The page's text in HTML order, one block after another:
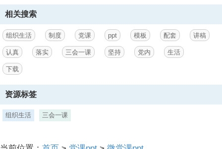
会、支委会、党小组会；“一课”是：按时上好党课。,“三会一课”是什么,
支部大会制度,第二 部分,会议时间,2,与会人员,每季度召开一次，会议由
党支部书记主持，书记不在时由副书记主持。,会议由全体党员参加，根
据内容的需要，有时可吸收非党干部或入党积极分子列席参加。,支部大
3、会制度,3,会议内容,（1）传达学习党的路线、方针、政策和上级党
组织的决议、指示，制定党支部贯彻落实的计划、措施。（2）定期听
取、讨论支部委员会的工作报告，对支部委员会的工作进行审查和监
督。（3）讨论发展新党员和接受预备党员转正，讨论决定对党员的表
彰和处分。（4）选举支部委员会成员和出席上级党代会的代表。（5）
讨论需由支部大会决定的其它重要事项。,支部大会制度,支部大会制
度,4,会议决议,5,会议记录,会议形成的决议由支委会负责检查落实。,支
一次。,与会人员,会议由全体支委会成员参加。会议由党支部书记主
相关搜索
组织生活 制度 党课 ppt 模板 配套 讲稿
认真 落实 三会一课 坚持 党内 生活
下载
资源标签
组织生活 三会一课